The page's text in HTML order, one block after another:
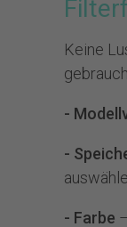
Keine
-
-
- Farbe